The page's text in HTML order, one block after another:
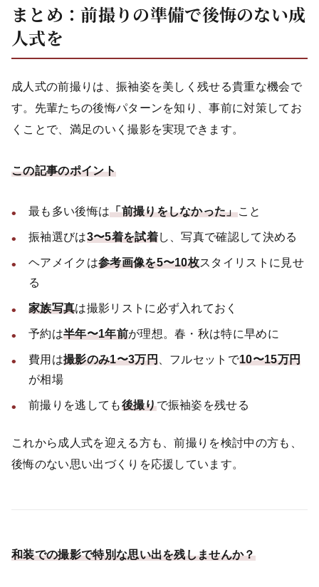
まとめ：前撮りの準備で後悔のない成
人式を
成人式の前撮りは、振袖姿を美しく残せる貴重な機会で
す。先輩たちの後悔パターンを知り、事前に対策してお
くことで、満足のいく撮影を実現できます。
この記事のポイント
最も多い後悔は「前撮りをしなかった」こと
振袖選びは3〜5着を試着し、写真で確認して決める
ヘアメイクは参考画像を5〜10枚スタイリストに見せ
る
家族写真は撮影リストに必ず入れておく
予約は半年〜1年前が理想。春・秋は特に早めに
費用は撮影のみ1〜3万円、フルセットで10〜15万円
が相場
前撮りを逃しても後撮りで振袖姿を残せる
これから成人式を迎える方も、前撮りを検討中の方も、
後悔のない思い出づくりを応援しています。
和装での撮影で特別な思い出を残しませんか？